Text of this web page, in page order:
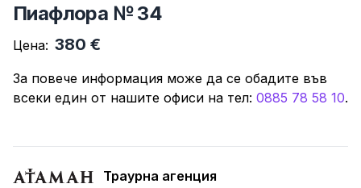
Пиафлора № 34
Цена: 380 €
За повече информация може да се обадите във
всеки един от нашите офиси нa тeл: 0885 78 58 10.
Траурна агенция